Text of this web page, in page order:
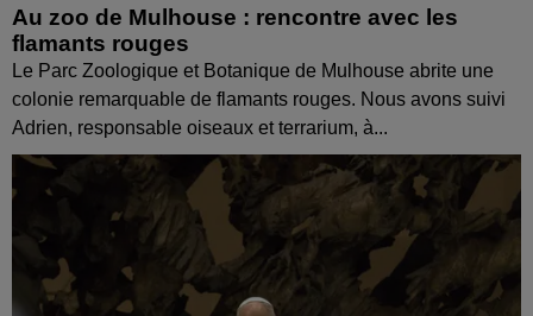
Au zoo de Mulhouse : rencontre avec les
flamants rouges
Le Parc Zoologique et Botanique de Mulhouse abrite une
colonie remarquable de flamants rouges. Nous avons suivi
Adrien, responsable oiseaux et terrarium, à...